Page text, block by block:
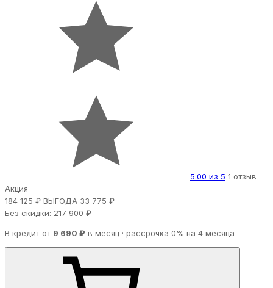
5.00 из 5 1 отзыв
Акция
184 125 ₽ ВЫГОДА 33 775 ₽
Без скидки: 217 900 ₽
В кредит от 9 690 ₽ в месяц · рассрочка 0% на 4 месяца